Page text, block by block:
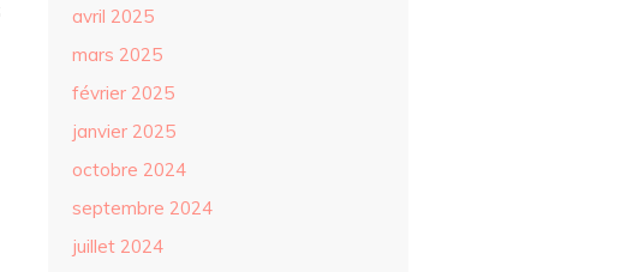
avril 2025
mars 2025
février 2025
janvier 2025
octobre 2024
septembre 2024
juillet 2024